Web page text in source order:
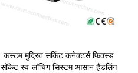
कस्टम मुद्रित सर्किट कनेक्टर्स फिक्स्ड
सॉकेट स्व-लॉचिंग सिस्टम आसान हैंडलिंग